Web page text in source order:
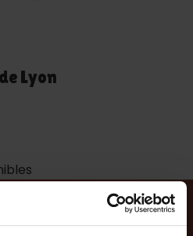
Lyon